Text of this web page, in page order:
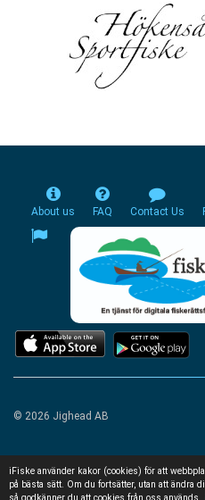
iFiske använder kakor (cookies) för att
på bästa sätt. Om du fortsätter, utan att ändra
så godkänner du att cookies från oss används.
About us FAQ Contact Us
© 2026 Jighead AB